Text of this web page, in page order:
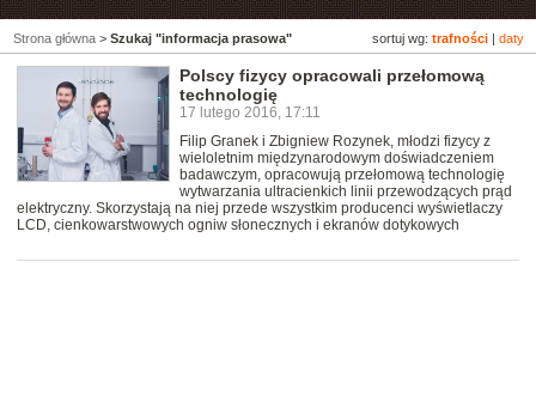
sortuj wg: trafności daty
Strona główna > Szukaj "informacja prasowa"
Polscy fizycy opracowali przełomową
technologię
17 lutego 2016, 17:11
Filip Granek i Zbigniew Rozynek, młodzi fizycy z
wieloletnim międzynarodowym doświadczeniem
badawczym, opracowują przełomową technologię
wytwarzania ultracienkich linii przewodzących prąd
elektryczny. Skorzystają na niej przede wszystkim producenci wyświetlaczy
LCD, cienkowarstwowych ogniw słonecznych i ekranów dotykowych